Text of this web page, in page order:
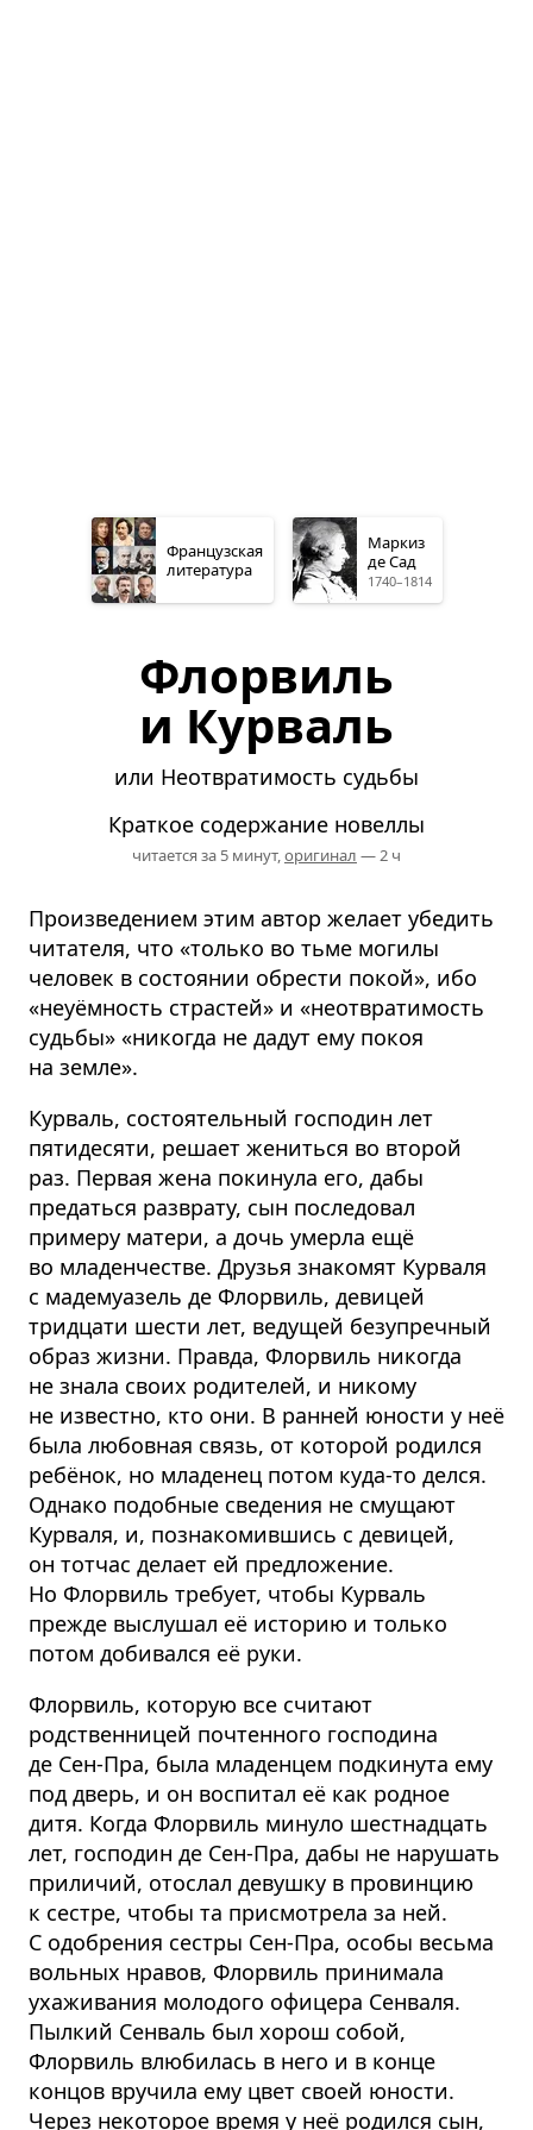
Французская
литература
Маркиз
де Сад
1740–1814
Флорвиль
и Курваль
или Неотвратимость судьбы
Краткое содержание новеллы
читается за 5 минут,оригинал — 2 ч
Произведением этим автор желает убедить
читателя, что «только во тьме могилы
человек в состоянии обрести покой», ибо
«неуёмность страстей» и «неотвратимость
судьбы» «никогда не дадут ему покоя
на земле».
Курваль, состоятельный господин лет
пятидесяти, решает жениться во второй
раз. Первая жена покинула его, дабы
предаться разврату, сын последовал
примеру матери, а дочь умерла ещё
во младенчестве. Друзья знакомят Курваля
с мадемуазель де Флорвиль, девицей
тридцати шести лет, ведущей безупречный
образ жизни. Правда, Флорвиль никогда
не знала своих родителей, и никому
не известно, кто они. В ранней юности у неё
была любовная связь, от которой родился
ребёнок, но младенец потом куда-то делся.
Однако подобные сведения не смущают
Курваля, и, познакомившись с девицей,
он тотчас делает ей предложение.
Но Флорвиль требует, чтобы Курваль
прежде выслушал её историю и только
потом добивался её руки.
Флорвиль, которую все считают
родственницей почтенного господина
де Сен-Пра, была младенцем подкинута ему
под дверь, и он воспитал её как родное
дитя. Когда Флорвиль минуло шестнадцать
лет, господин де Сен-Пра, дабы не нарушать
приличий, отослал девушку в провинцию
к сестре, чтобы та присмотрела за ней.
С одобрения сестры Сен-Пра, особы весьма
вольных нравов, Флорвиль принимала
ухаживания молодого офицера Сенваля.
Пылкий Сенваль был хорош собой,
Флорвиль влюбилась в него и в конце
концов вручила ему цвет своей юности.
Через некоторое время у неё родился сын,